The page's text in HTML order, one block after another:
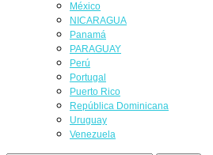
México
NICARAGUA
Panamá
PARAGUAY
Perú
Portugal
Puerto Rico
República Dominicana
Uruguay
Venezuela